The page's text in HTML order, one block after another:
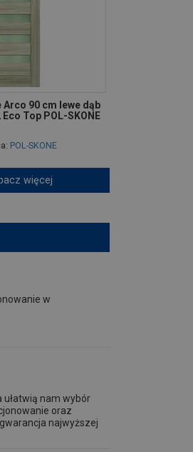
Arco 90 cm lewe dąb
Top POL-SKONE
POL-SKONE
więcej
w
ułatwią nam wybór
oraz
najwyższej